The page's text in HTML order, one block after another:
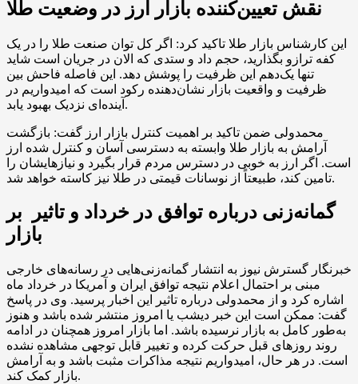
نقش تعیین‌کننده بازار ارز در وضعیت طلا
این کارشناس بازار طلا تاکید کرد: اگر کل توان صنعت طلا را در یک
کفه ترازو بگذارید، حجم داد و ستدی که الان در جریان است شاید
تنها یک‌دهم این ظرفیت را پوشش دهد. این فاصله فاحش بین
ظرفیت و واقعیت بازار نشان‌دهنده رکود است که امیدواریم در
آینده‌ای نزدیک بهبود یابد.
محمدولی ضمن تاکید بر اهمیت کنترل بازار ارز گفت: بازگشت
آرامش به بازار طلا وابسته به دسترسی آسان و کنترل شده ارز
است. اگر ارز به خوبی در دسترس مردم قرار بگیرد و نیازهایشان را
تامین کند، طبیعتاً از نوسانات قیمتی در طلا نیز کاسته خواهد شد.
گمانه‌زنی درباره توافق در خرداد و تاثیر بر
بازار
خبرنگار گسترش نیوز به انتشار گمانه‌زنی‌هایی در رسانه‌های خارجی
مبنی بر احتمال اعلام نتیجه توافق ایران و آمریکا در خرداد ماه
اشاره کرد و از محمدولی درباره تاثیر این اخبار پرسید. وی در پاسخ
گفت: ممکن است این خبر دیشب یا امروز منتشر شده باشد و هنوز
به‌طور کامل به بازار نرسیده باشد. اما بازار امروز همچنان در ادامه
روند روزهای قبل حرکت کرده و تغییر قابل توجهی مشاهده نشده
است. در هر حال، امیدواریم نتیجه مذاکرات مثبت باشد و به آرامش
بازار کمک کند.